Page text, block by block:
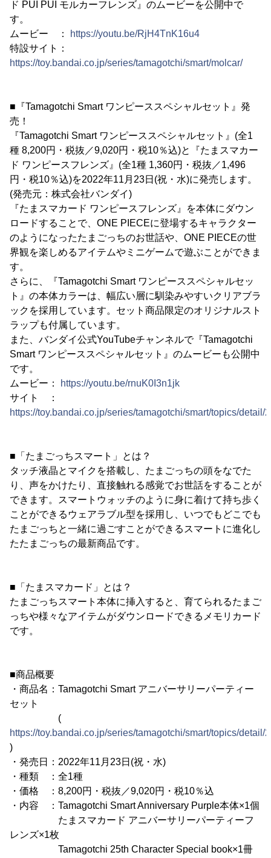
ド PUI PUI モルカーフレンズ』のムービーを公開中で
す。
ムービー ：
https://youtu.be/RjH4TnK16u4
特設サイト：
https://toy.bandai.co.jp/series/tamagotchi/smart/molcar/
■『Tamagotchi Smart ワンピーススペシャルセット』発
売！
『Tamagotchi Smart ワンピーススペシャルセット』(全1
種 8,200円・税抜／9,020円・税10％込)と『たまスマカー
ド ワンピースフレンズ』(全1種 1,360円・税抜／1,496
円・税10％込)を2022年11月23日(祝・水)に発売します。
(発売元：株式会社バンダイ)
『たまスマカード ワンピースフレンズ』を本体にダウン
ロードすることで、ONE PIECEに登場するキャラクター
のようになったたまごっちのお世話や、ONE PIECEの世
界観を楽しめるアイテムやミニゲームで遊ぶことができま
す。
さらに、『Tamagotchi Smart ワンピーススペシャルセッ
ト』の本体カラーは、幅広い層に馴染みやすいクリアブラ
ックを採用しています。セット商品限定のオリジナルスト
ラップも付属しています。
また、バンダイ公式YouTubeチャンネルで『Tamagotchi
Smart ワンピーススペシャルセット』のムービーも公開中
です。
ムービー：
https://youtu.be/rnuK0I3n1jk
サイト ：
https://toy.bandai.co.jp/series/tamagotchi/smart/topics/detail/
■「たまごっちスマート」とは？
タッチ液晶とマイクを搭載し、たまごっちの頭をなでた
り、声をかけたり、直接触れる感覚でお世話をすることが
できます。スマートウォッチのように身に着けて持ち歩く
ことができるウェアラブル型を採用し、いつでもどこでも
たまごっちと一緒に過ごすことができるスマートに進化し
たたまごっちの最新商品です。
■「たまスマカード」とは？
たまごっちスマート本体に挿入すると、育てられるたまご
っちや様々なアイテムがダウンロードできるメモリカード
です。
■商品概要
・商品名：Tamagotchi Smart アニバーサリーパーティー
セット
(
https://toy.bandai.co.jp/series/tamagotchi/smart/topics/detail/
)
・発売日：2022年11月23日(祝・水)
・種類 ：全1種
・価格 ：8,200円・税抜／9,020円・税10％込
・内容 ：Tamagotchi Smart Anniversary Purple本体×1個
たまスマカード アニバーサリーパーティーフ
レンズ×1枚
Tamagotchi 25th Character Special book×1冊